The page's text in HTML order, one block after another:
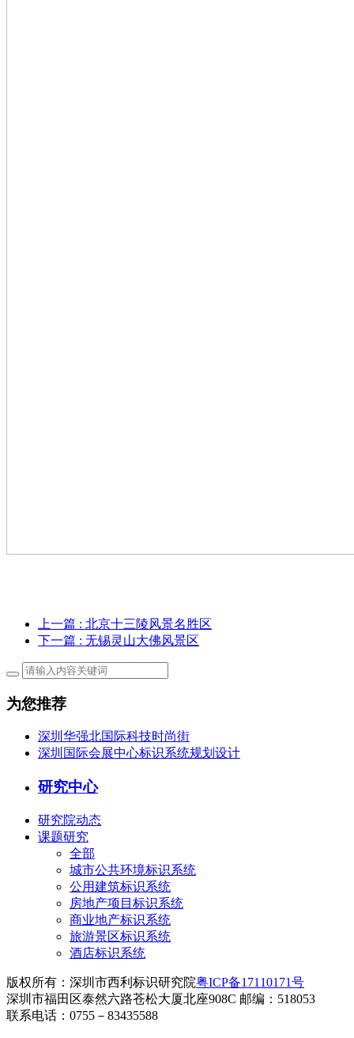
上一篇 : 北京十三陵风景名胜区
下一篇 : 无锡灵山大佛风景区
为您推荐
深圳华强北国际科技时尚街
深圳国际会展中心标识系统规划设计
研究中心
研究院动态
课题研究
全部
城市公共环境标识系统
公用建筑标识系统
房地产项目标识系统
商业地产标识系统
旅游景区标识系统
酒店标识系统
版权所有：深圳市西利标识研究院粤ICP备17110171号
深圳市福田区泰然六路苍松大厦北座908C 邮编：518053
联系电话：0755－83435588